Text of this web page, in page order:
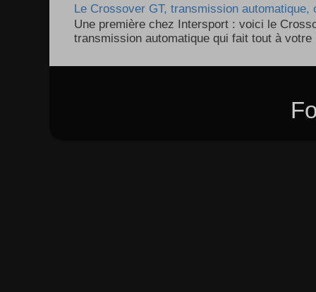
Le Crossover GT, transmission automatique,
Une première chez Intersport : voici le
transmission automatique qui fait tout à